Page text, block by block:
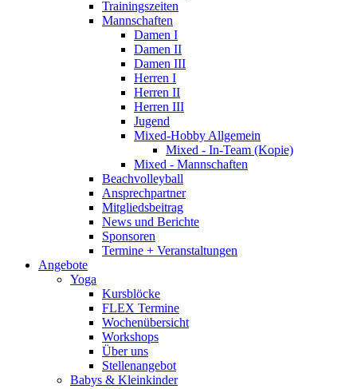
Trainingszeiten
Mannschaften
Damen I
Damen II
Damen III
Herren I
Herren II
Herren III
Jugend
Mixed-Hobby Allgemein
Mixed - In-Team (Kopie)
Mixed - Mannschaften
Beachvolleyball
Ansprechpartner
Mitgliedsbeitrag
News und Berichte
Sponsoren
Termine + Veranstaltungen
Angebote
Yoga
Kursblöcke
FLEX Termine
Wochenübersicht
Workshops
Über uns
Stellenangebot
Babys & Kleinkinder